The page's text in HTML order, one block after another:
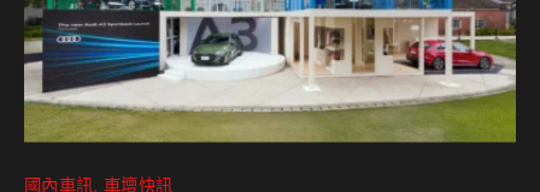
國內車訊 車壇快訊